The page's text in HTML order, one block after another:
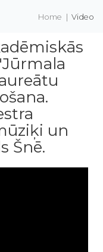
Home | Video
un
Šnē.